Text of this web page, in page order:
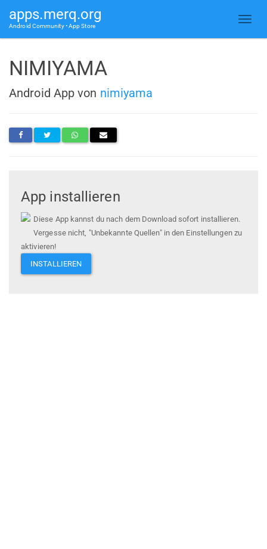
apps.merq.org
Android Community • App Store
NIMIYAMA
Android App von nimiyama
App installieren
Diese App kannst du nach dem Download sofort installieren.
Vergesse nicht, "Unbekannte Quellen" in den Einstellungen zu
aktivieren!
INSTALLIEREN